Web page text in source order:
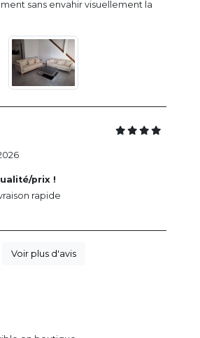
sans envahir visuellement la
prix !
rapide
Voir plus d'avis